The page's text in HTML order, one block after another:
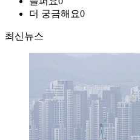
더 궁금해요0
최신뉴스